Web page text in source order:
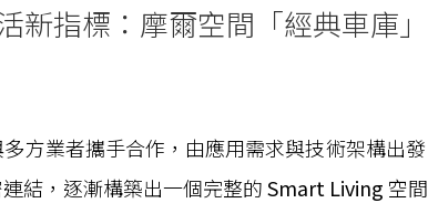
新指標：摩爾空間「經典車庫
方業者攜手合作，由應用需求與技術架構出
結，逐漸構築出一個完整的Smart Living 空